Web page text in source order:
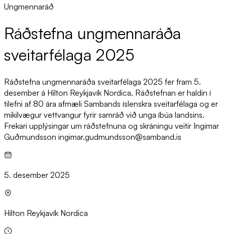
Ungmennaráð
Ráð­stefna ung­menna­ráða
sveit­ar­fé­laga 2025
Ráðstefna ungmennaráða sveitarfélaga 2025 fer fram 5.
desember á Hilton Reykjavík Nordica. Ráðstefnan er haldin í
tilefni af 80 ára afmæli Sambands íslenskra sveitarfélaga og er
mikilvægur vettvangur fyrir samráð við unga íbúa landsins.
Frekari upplýsingar um ráðstefnuna og skráningu veitir Ingimar
Guðmundsson ingimar.gudmundsson@samband.is
5. desember 2025
Hilton Reykjavík Nordica